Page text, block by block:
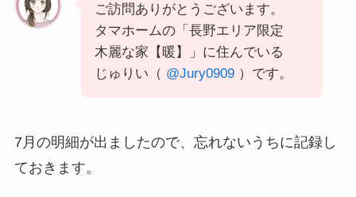
ご訪問ありがとうございます。
タマホームの「長野エリア限定
木麗な家【暖】」に住んでいる
じゅりい（ @Jury0909）です。
7月の明細が出ましたので、忘れないうちに記録し
ておきます。